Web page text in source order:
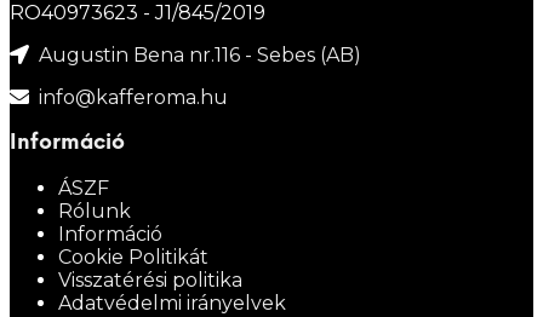
RO40973623 - J1/845/2019
Augustin Bena nr.116 - Sebes (AB)
info@kafferoma.hu
Információ
ÁSZF
Rólunk
Információ
Cookie Politikát
Visszatérési politika
Adatvédelmi irányelvek